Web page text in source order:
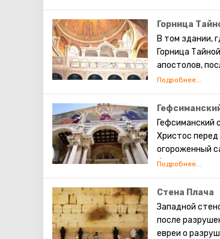
передал
исламе.
Горница
В том здании,
Горница
апостолов,
Святой Дух.
отражение в
Гефсиманский
Христос перед
огороженный
были немыми
начали
часовни
на её
главная
Стена Плача
Западной
после
евреи о